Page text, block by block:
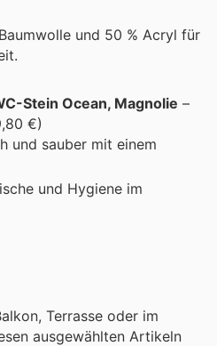
und 50 % Acryl für
Stein Ocean, Magnolie –
€)
und sauber mit einem
und Hygiene im
Terrasse oder im
ausgewählten Artikeln